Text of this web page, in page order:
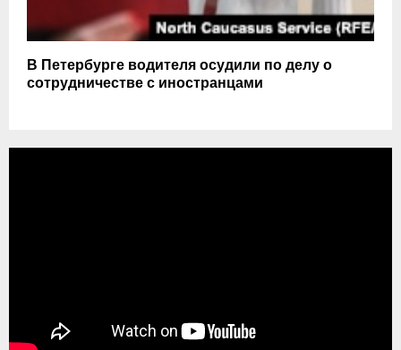
В Петербурге водителя осудили по делу о
сотрудничестве с иностранцами